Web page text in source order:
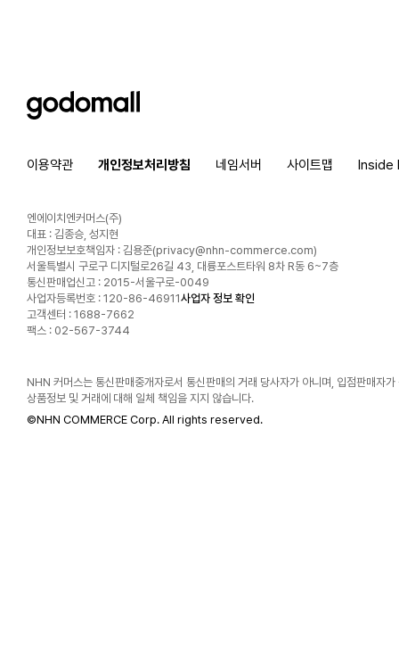
godomall
이용약관 개인정보처리방침 네임서버 사이트맵 Inside
엔에이치엔커머스(주)
대표 : 김종승, 성지현
개인정보보호책임자 : 김용준(privacy@nhn-commerce.com)
서울특별시 구로구 디지털로26길 43, 대륭포스트타워 8차 R동 6~7층
통신판매업신고 : 2015-서울구로-0049
사업자등록번호 : 120-86-46911사업자 정보 확인
고객센터 : 1688-7662
팩스 : 02-567-3744
NHN 커머스는 통신판매중개자로서 통신판매의 거래 당사자가 아니며, 입점판매자가
상품정보 및 거래에 대해 일체 책임을 지지 않습니다.
©NHN COMMERCE Corp. All rights reserved.